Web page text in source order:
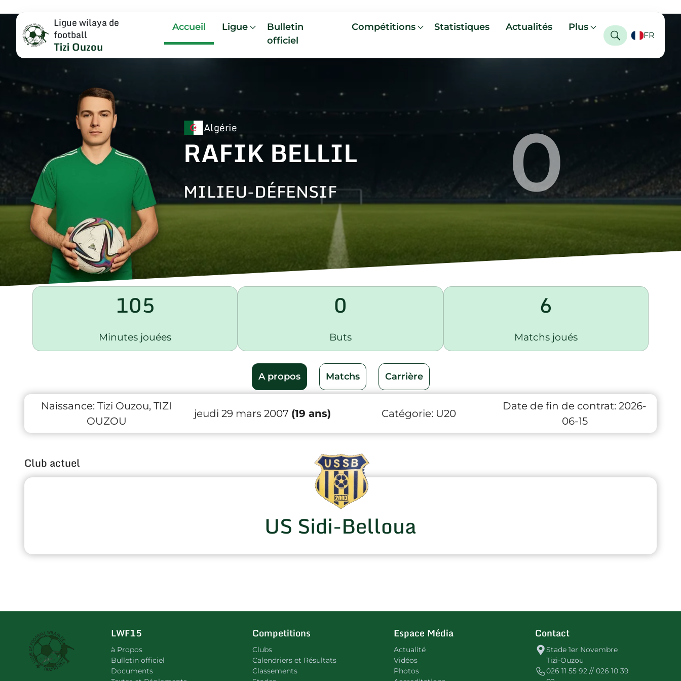
Ligue wilaya de
football
Tizi Ouzou
Accueil Ligue
Bulletin
officiel
Compétitions Statistiques Actualités Plus
FR
Algérie
RAFIK BELLIL
MILIEU-DÉFENSIF 0
105
Minutes jouées
0
Buts
6
Matchs joués
A propos Matchs Carrière
Naissance: Tizi Ouzou, TIZI
OUZOU
jeudi 29 mars 2007 (19 ans) Catégorie: U20
Date de fin de contrat: 2026-
06-15
Club actuel
US Sidi-Belloua
LWF15
à Propos
Bulletin officiel
Documents
Competitions
Clubs
Calendriers et Résultats
Classements
Espace Média
Actualité
Vidéos
Photos
Contact
Stade 1er Novembre
Tizi-Ouzou
026 11 55 92 // 026 10 39